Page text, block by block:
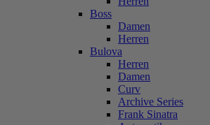
Boss
Damen
Herren
Bulova
Herren
Damen
Curv
Archive Series
Frank Sinatra